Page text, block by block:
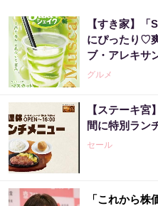
【すき家】
にぴったり♡
ブ・アレキサ
グルメ
【ステーキ
間に特別ラン
セール
「これから